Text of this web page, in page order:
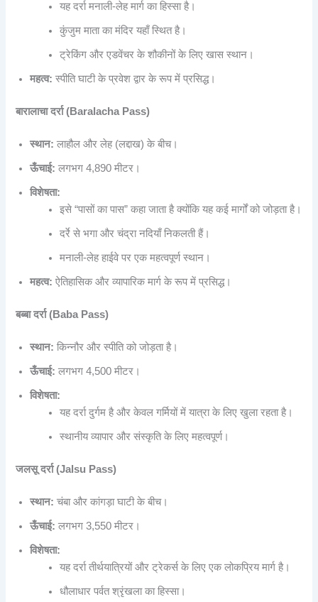
यह दर्रा मनाली-लेह मार्ग का हिस्सा है।
कुंजुम माता का मंदिर यहाँ स्थित है।
ट्रेकिंग और एडवेंचर के शौकीनों के लिए खास स्थान।
महत्व: स्पीति घाटी के प्रवेश द्वार के रूप में प्रसिद्ध।
बारालाचा दर्रा (Baralacha Pass)
स्थान: लाहौल और लेह (लद्दाख) के बीच।
ऊँचाई: लगभग 4,890 मीटर।
विशेषता:
इसे “पासों का पास” कहा जाता है क्योंकि यह कई मार्गों को जोड़ता है।
दर्रे से भगा और चंद्रा नदियाँ निकलती हैं।
मनाली-लेह हाईवे पर एक महत्वपूर्ण स्थान।
महत्व: ऐतिहासिक और व्यापारिक मार्ग के रूप में प्रसिद्ध।
बब्बा दर्रा (Baba Pass)
स्थान: किन्नौर और स्पीति को जोड़ता है।
ऊँचाई: लगभग 4,500 मीटर।
विशेषता:
यह दर्रा दुर्गम है और केवल गर्मियों में यात्रा के लिए खुला रहता है।
स्थानीय व्यापार और संस्कृति के लिए महत्वपूर्ण।
जलसू दर्रा (Jalsu Pass)
स्थान: चंबा और कांगड़ा घाटी के बीच।
ऊँचाई: लगभग 3,550 मीटर।
विशेषता:
यह दर्रा तीर्थयात्रियों और ट्रेकर्स के लिए एक लोकप्रिय मार्ग है।
धौलाधार पर्वत श्रृंखला का हिस्सा।